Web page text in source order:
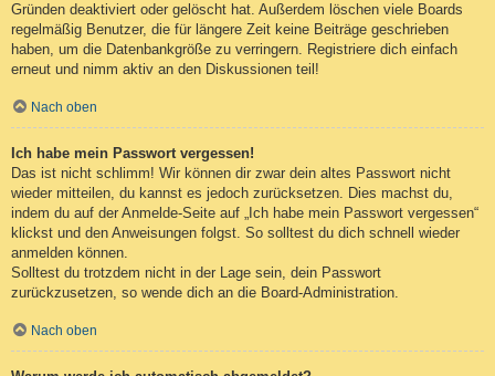
Gründen deaktiviert oder gelöscht hat. Außerdem löschen viele Boards
regelmäßig Benutzer, die für längere Zeit keine Beiträge geschrieben
haben, um die Datenbankgröße zu verringern. Registriere dich einfach
erneut und nimm aktiv an den Diskussionen teil!
Nach oben
Ich habe mein Passwort vergessen!
Das ist nicht schlimm! Wir können dir zwar dein altes Passwort nicht
wieder mitteilen, du kannst es jedoch zurücksetzen. Dies machst du,
indem du auf der Anmelde-Seite auf „Ich habe mein Passwort vergessen“
klickst und den Anweisungen folgst. So solltest du dich schnell wieder
anmelden können.
Solltest du trotzdem nicht in der Lage sein, dein Passwort
zurückzusetzen, so wende dich an die Board-Administration.
Nach oben